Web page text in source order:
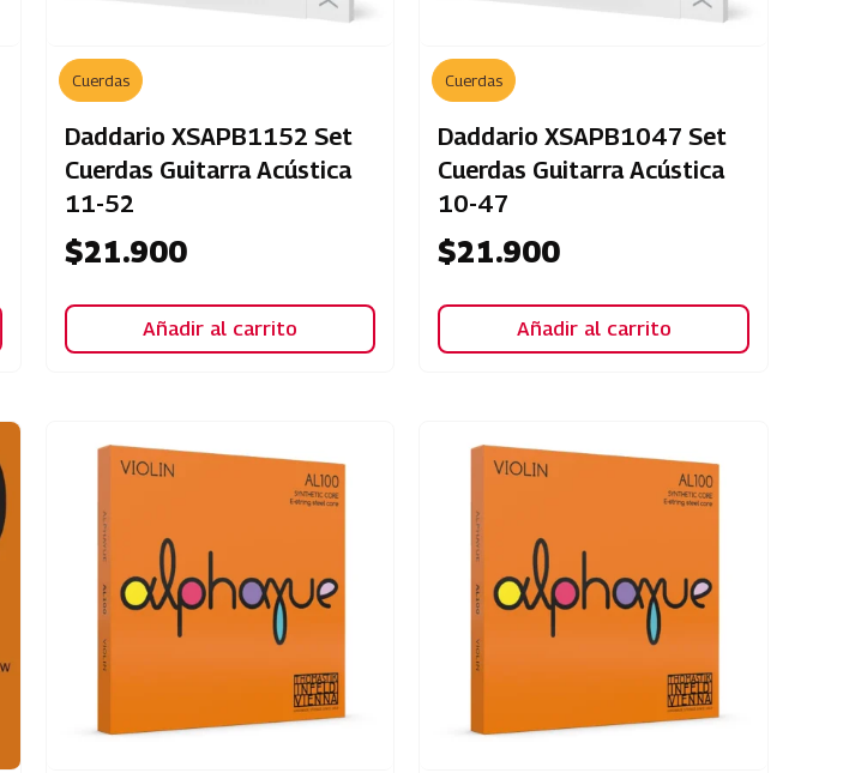
Cuerdas
Daddario XSAPB1152 Set
Cuerdas Guitarra Acústica
11-52
$21.900
Añadir al carrito
Cuerdas
Daddario XSAPB1047 Set
Cuerdas Guitarra Acústica
10-47
$21.900
Añadir al carrito